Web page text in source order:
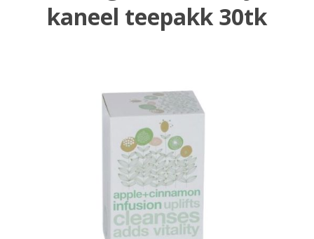
kaneel teepakk 30tk